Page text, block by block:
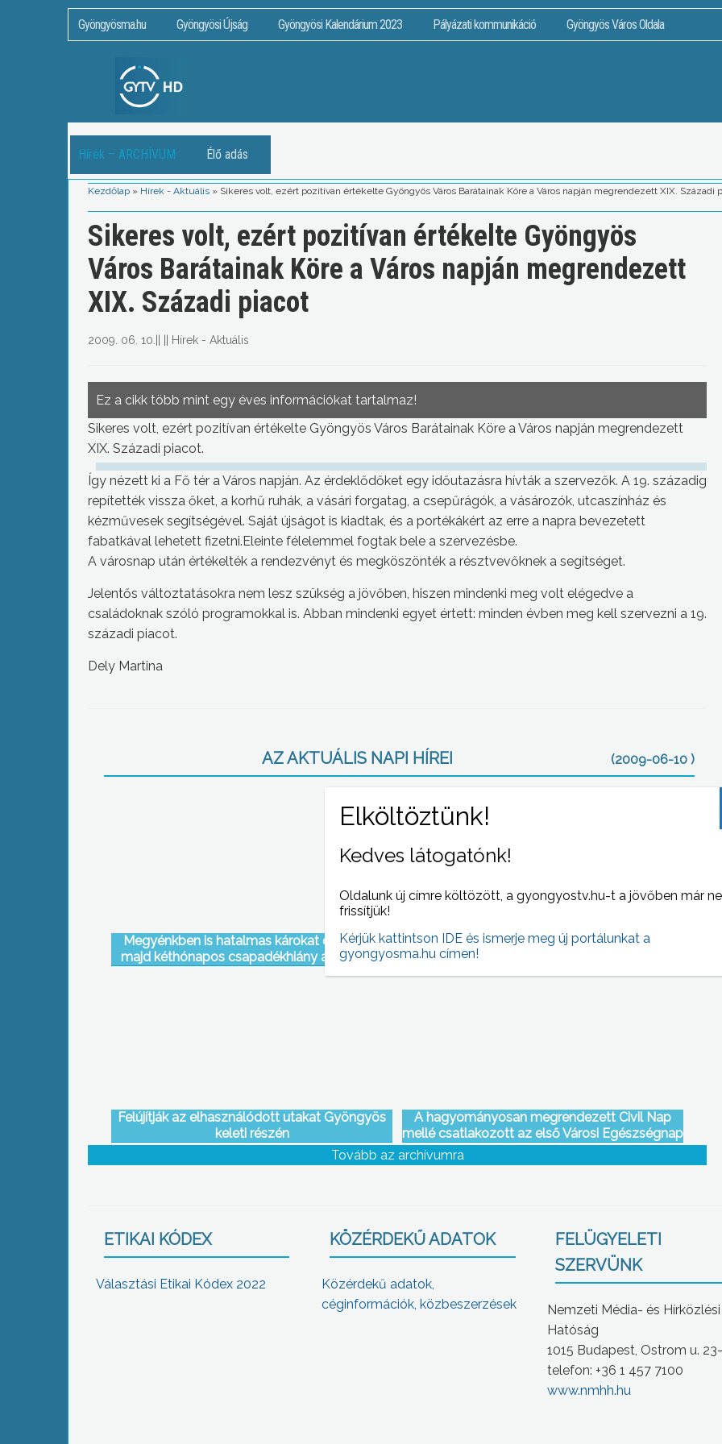
Gyöngyösma.hu Gyöngyösi Újság Gyöngyösi Kalendárium 2023 Pályázati kommunikáció Gyöngyös Város Oldala
Hírek – ARCHÍVUM Élő adás
Kezdőlap » Hírek - Aktuális » Sikeres volt, ezért pozitívan értékelte Gyöngyös Város Barátainak Köre a Város napján megrendezett XIX. Századi
Sikeres volt, ezért pozitívan értékelte Gyöngyös
Város Barátainak Köre a Város napján megrendezett
XIX. Századi piacot
2009. 06. 10. Hírek - Aktuális
Ez a cikk több mint egy éves információkat tartalmaz!
Sikeres volt, ezért pozitívan értékelte Gyöngyös Város Barátainak Köre a Város napján megrendezett
XIX. Századi piacot.
Így nézett ki a Fő tér a Város napján. Az érdeklődőket egy időutazásra hívták a szervezők. A 19. századig
repítették vissza őket, a korhű ruhák, a vásári forgatag, a csepűrágók, a vásározók, utcaszínház és
kézművesek segítségével. Saját újságot is kiadtak, és a portékákért az erre a napra bevezetett
fabatkával lehetett fizetni.Eleinte félelemmel fogtak bele a szervezésbe.
A városnap után értékelték a rendezvényt és megköszönték a résztvevőknek a segítséget.
Jelentős változtatásokra nem lesz szükség a jövőben, hiszen mindenki meg volt elégedve a
családoknak szóló programokkal is. Abban mindenki egyet értett: minden évben meg kell szervezni a 19.
századi piacot.
Dely Martina
AZ AKTUÁLIS NAPI HÍREI (2009-06-10 )
Megyénkben is hatalmas károkat okozott a
majd kéthónapos csapadékhiány a földeken
A gyöngyösi Mátra Múzeum nagydíjasa lett az
idei Europa Nostra díjnak
Felújítják az elhasználódott utakat Gyöngyös
keleti részén
A hagyományosan megrendezett Civil Nap
mellé csatlakozott az első Városi Egészségnap
is
Tovább az archívumra
ETIKAI KÓDEX
Választási Etikai Kódex 2022
KÖZÉRDEKŰ ADATOK
Közérdekű adatok,
céginformációk, közbeszerzések
FELÜGYELETI
SZERVÜNK
Nemzeti Média- és Hírközlési
Hatóság
1015 Budapest, Ostrom u.
telefon: +36 1 457 7100
www.nmhh.hu
Kedves látogatónk!
Oldalunk új címre költözött, a gyongyostv.hu-t a jövőben már
frissítjük!
Kérjük kattintson IDE és ismerje meg új portálunkat a
gyongyosma.hu címen!